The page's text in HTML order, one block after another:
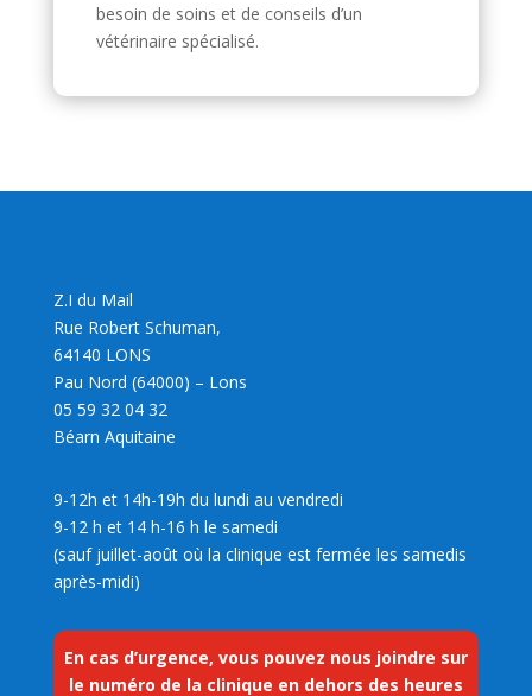
besoin de soins et de conseils d’un
vétérinaire spécialisé.
Z.I du Mail
Rue Robert Schuman,
64140 LONS
Pau Nord (64000) – Lons
05 59 32 04 32
Béarn Aquitaine
9-12h et 14h-19h du lundi au vendredi
9-12 h et 14 h-16 h le samedi
(sauf juillet-août où la clinique est fermée les samedis
après-midi)
En cas d’urgence, vous pouvez nous joindre sur
le numéro de la clinique en dehors des heures